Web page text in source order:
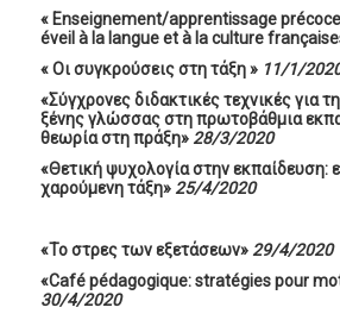
« Enseignement/apprentissage
éveil à la langue et à la culture
« Οι συγκρούσεις στη τάξη » 11/1/
«Σύγχρονες διδακτικές τεχνικές για
ξένης γλώσσας στη πρωτοβάθμια
θεωρία στη πράξη» 28/3/2020
«Θετική ψυχολογία στην εκπαίδευση:
χαρούμενη τάξη» 25/4/2020
«Το στρες των εξετάσεων» 29/4/2020
«Café pédagogique: stratégies pour
30/4/2020